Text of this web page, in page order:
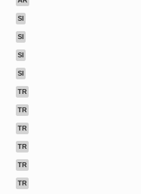
SI
SI
SI
SI
TR
TR
TR
TR
TR
TR